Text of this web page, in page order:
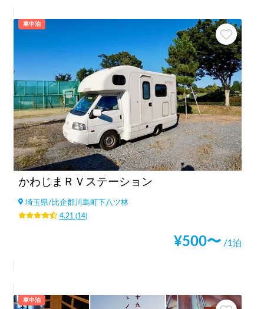
車中泊
かわじまＲＶステーション
埼玉県/ 比企郡川島町下八ツ林
4.21 (14)
¥500〜 /1泊
車中泊